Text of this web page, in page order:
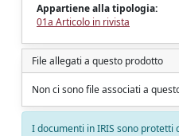
Appartiene alla tipologia:
01a Articolo in rivista
File allegati a questo prodotto
Non ci sono file associati a
I documenti in IRIS sono